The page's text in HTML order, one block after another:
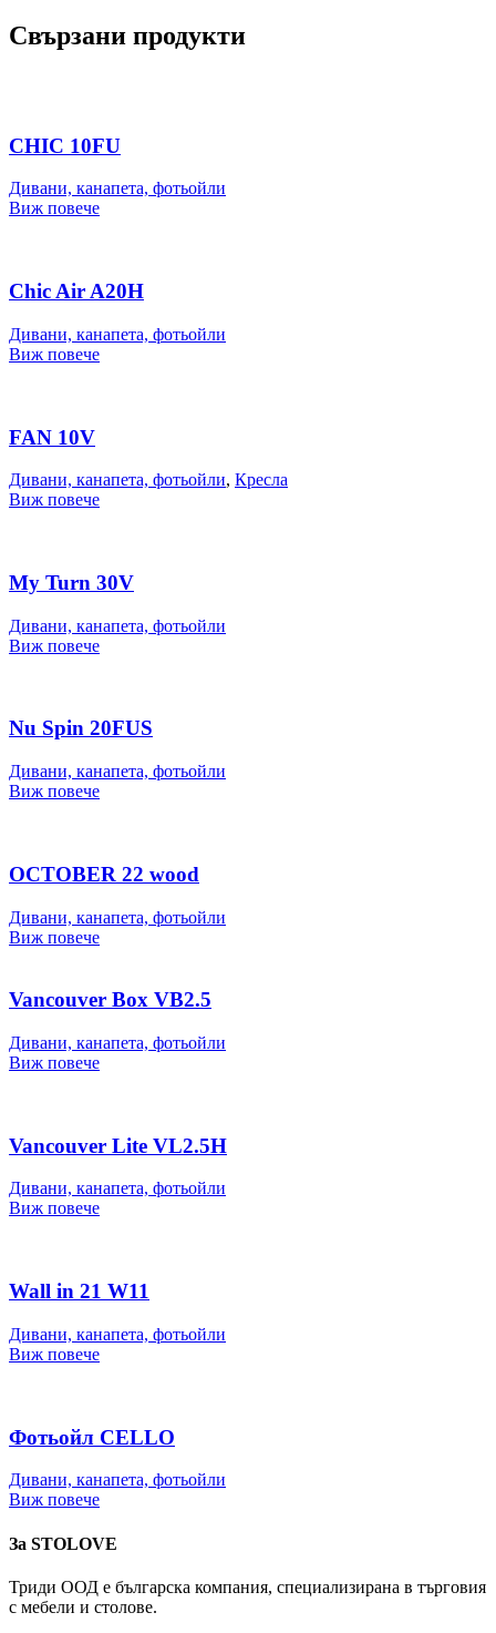
Свързани продукти
CHIC 10FU
Дивани, канапета, фотьойли
Виж повече
Chic Air A20H
Дивани, канапета, фотьойли
Виж повече
FAN 10V
Дивани, канапета, фотьойли, Кресла
Виж повече
My Turn 30V
Дивани, канапета, фотьойли
Виж повече
Nu Spin 20FUS
Дивани, канапета, фотьойли
Виж повече
OCTOBER 22 wood
Дивани, канапета, фотьойли
Виж повече
Vancouver Box VB2.5
Дивани, канапета, фотьойли
Виж повече
Vancouver Lite VL2.5H
Дивани, канапета, фотьойли
Виж повече
Wall in 21 W11
Дивани, канапета, фотьойли
Виж повече
Фотьойл CELLO
Дивани, канапета, фотьойли
Виж повече
За STOLOVE
Триди ООД е българска компания, специализирана в търговия
с мебели и столове.